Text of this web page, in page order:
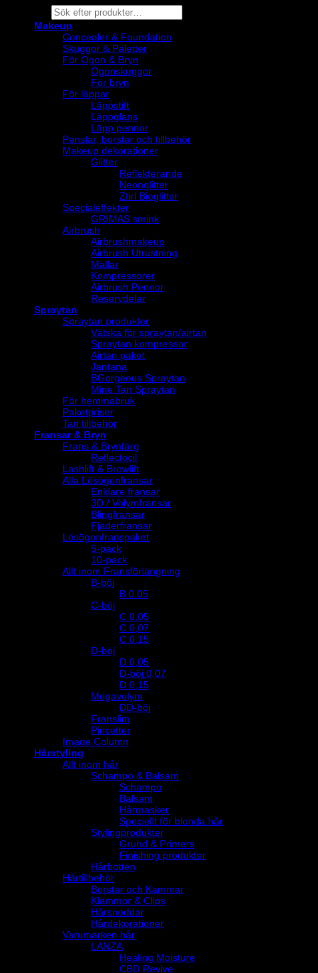
Products
search
Makeup
Concealer & Foundation
Skuggor & Paletter
För Ögon & Bryn
Ögonskuggor
För bryn
För läppar
Läppstift
Läppglans
Läpp pennor
Penslar, borstar och tillbehör
Makeup dekorationer
Glitter
Reflekterande
Neonglitter
Ztirl Bioglitter
Specialeffekter
GRIMAS smink
Airbrush
Airbrushmakeup
Airbrush Utrustning
Mallar
Kompressorer
Airbrush Pennor
Reservdelar
Spraytan
Spraytan produkter
Vätska för spraytan/airtan
Spraytan kompressor
Airtan paket
Jantana
BGorgeous Spraytan
Mine Tan Spraytan
För hemmabruk
Paketpriser
Tan tillbehör
Fransar & Bryn
Frans & Brynfärg
Reflectocil
Lashlift & Browlift
Alla Lösögonfransar
Enklare fransar
3D / Volymfransar
Blingfransar
Fjäderfransar
Lösögonfranspaket
5-pack
10-pack
Allt inom Fransförlängning
B-böj
B 0.05
C-böj
C 0,05
C 0,07
C 0,15
D-böj
D 0,05
D-böj 0,07
D 0,15
Megavolym
DD-böj
Franslim
Pincetter
Image Column
Hårstyling
Allt inom hår
Schampo & Balsam
Schampo
Balsam
Hårmasker
Speciellt för blonda hår
Stylingprodukter
Grund & Primers
Finishing produkter
Hårbotten
Hårtillbehör
Borstar och Kammar
Klämmor & Clips
Hårsnoddar
Hårdekorationer
Varumärken hår
LANZA
Healing Moisture
CBD Revive